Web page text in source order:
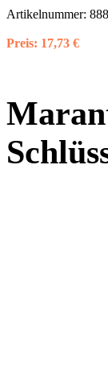
Artikelnummer:
Preis: 17,73 €